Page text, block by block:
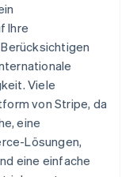
Ihre
Viele
von Stripe, da
eine
Lösungen,
eine einfache